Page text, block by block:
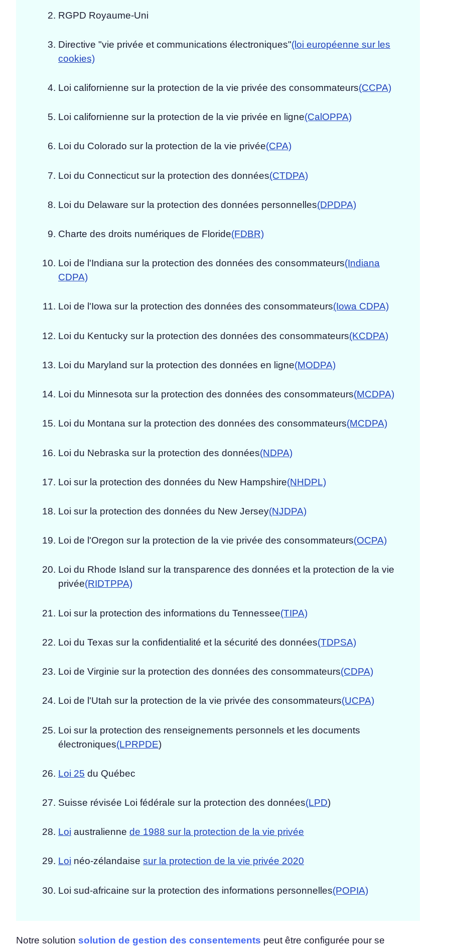
RGPD Royaume-Uni
Directive "vie privée et communications électroniques"(loi européenne sur les
cookies)
Loi californienne sur la protection de la vie privée des consommateurs(CCPA)
Loi californienne sur la protection de la vie privée en ligne(CalOPPA)
Loi du Colorado sur la protection de la vie privée(CPA)
Loi du Connecticut sur la protection des données(CTDPA)
Loi du Delaware sur la protection des données personnelles(DPDPA)
Charte des droits numériques de Floride(FDBR)
Loi de l'Indiana sur la protection des données des consommateurs(Indiana
CDPA)
Loi de l'Iowa sur la protection des données des consommateurs(Iowa CDPA)
Loi du Kentucky sur la protection des données des consommateurs(KCDPA)
Loi du Maryland sur la protection des données en ligne(MODPA)
Loi du Minnesota sur la protection des données des consommateurs(MCDPA)
Loi du Montana sur la protection des données des consommateurs(MCDPA)
Loi du Nebraska sur la protection des données(NDPA)
Loi sur la protection des données du New Hampshire(NHDPL)
Loi sur la protection des données du New Jersey(NJDPA)
Loi de l'Oregon sur la protection de la vie privée des consommateurs(OCPA)
Loi du Rhode Island sur la transparence des données et la protection de la vie
privée(RIDTPPA)
Loi sur la protection des informations du Tennessee(TIPA)
Loi du Texas sur la confidentialité et la sécurité des données(TDPSA)
Loi de Virginie sur la protection des données des consommateurs(CDPA)
Loi de l'Utah sur la protection de la vie privée des consommateurs(UCPA)
Loi sur la protection des renseignements personnels et les documents
électroniques(LPRPDE)
Loi 25 du Québec
Suisse révisée Loi fédérale sur la protection des données(LPD)
Loi australienne de 1988 sur la protection de la vie privée
Loi néo-zélandaise sur la protection de la vie privée 2020
Loi sud-africaine sur la protection des informations personnelles(POPIA)
Notre solution solution de gestion des consentements peut être configurée pour se